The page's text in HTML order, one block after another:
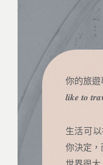
你的旅遊
𝒍𝒊𝒌𝒆 𝒕𝒐
生活可
你決定，